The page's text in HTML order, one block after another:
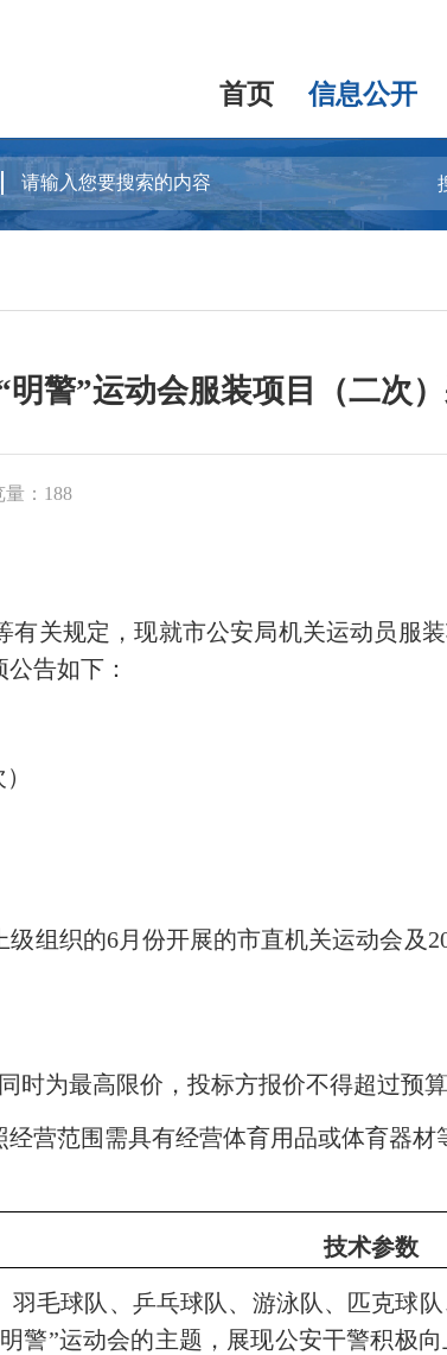
首页 信息公开
明警”运动会服装项目（二次
量：188
关规定，现就市公安局机关运动员服
告如下：
组织的6月份开展的市直机关运动会及
时为最高限价，投标方报价不得超过预
营范围需具有经营体育用品或体育器材
技术参数
毛球队、乒乓球队、游泳队、匹克球
警”运动会的主题，展现公安干警积极